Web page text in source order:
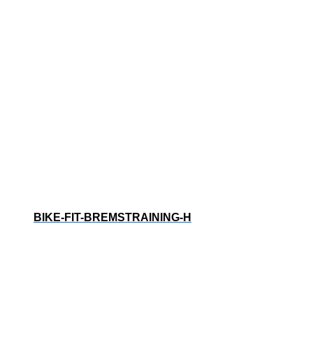
BIKE-FIT-BREMSTRAINING-H